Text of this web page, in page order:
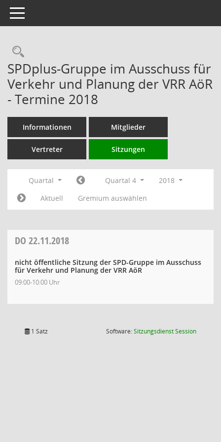
Toggle navigation
Rechercheauswahl
SPDplus-Gruppe im Ausschuss für
Verkehr und Planung der VRR AöR
- Termine 2018
Informationen Mitglieder
Vertreter Sitzungen
Quartal Quartal 4
2018
Aktuell
Gremium auswählen
DO 22.11.2018
nicht öffentliche Sitzung der SPD-Gruppe im Ausschuss
für Verkehr und Planung der VRR AöR
09:00-10:00 Uhr
1 Satz Software:SitzungsdienstSession(Wird in